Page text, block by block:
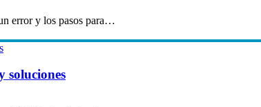
error y los pasos para…
soluciones